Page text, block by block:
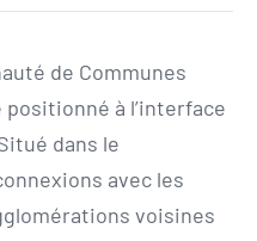
de Communes
à l’interface
dans le
avec les
voisines